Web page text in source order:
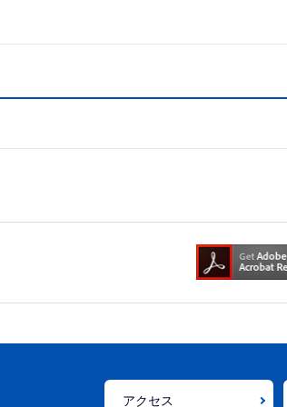
アクセス